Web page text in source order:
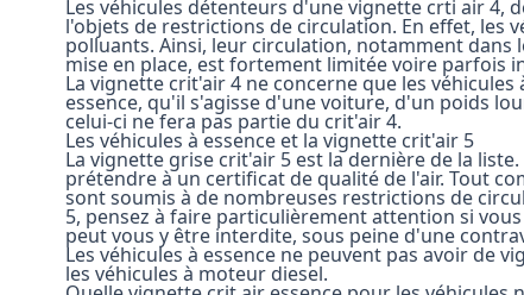
Les véhicules détenteurs d'une vignette crti air 4,
l'objets de restrictions de circulation. En effet, les
polluants. Ainsi, leur circulation, notamment dans
mise en place, est fortement limitée voire parfois
La vignette crit'air 4 ne concerne que les
essence, qu'il s'agisse d'une voiture, d'un poids
celui-ci ne fera pas partie du crit'air 4.
Les véhicules à essence et la vignette crit'air 5
La vignette grise crit'air 5 est la dernière de la
prétendre à un certificat de qualité de l'air. Tout
sont soumis à de nombreuses restrictions de
5, pensez à faire particulièrement attention si
peut vous y être interdite, sous peine d'une
Les véhicules à essence ne peuvent pas avoir de
les véhicules à moteur diesel.